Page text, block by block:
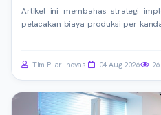
Artikel ini membahas strategi
pelacakan biaya produksi per
Tim Pilar Inovasi 04 Aug 2026 26